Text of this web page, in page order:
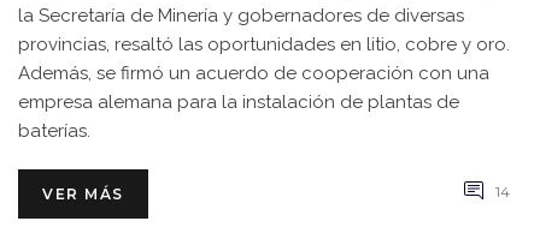
la Secretaría de Minería y gobernadores de diversas
provincias, resaltó las oportunidades en litio, cobre y oro.
Además, se firmó un acuerdo de cooperación con una
empresa alemana para la instalación de plantas de
baterías.
VER MÁS 14